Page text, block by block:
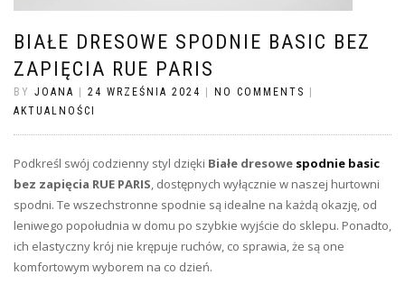
BIAŁE DRESOWE SPODNIE BASIC BEZ
ZAPIĘCIA RUE PARIS
BY JOANA 24 WRZEŚNIA 2024 NO COMMENTS
AKTUALNOŚCI
Podkreśl swój codzienny styl dzięki Białe dresowe spodnie basic
bez zapięcia RUE PARIS, dostępnych wyłącznie w naszej hurtowni
spodni. Te wszechstronne spodnie są idealne na każdą okazję, od
leniwego popołudnia w domu po szybkie wyjście do sklepu. Ponadto,
ich elastyczny krój nie krępuje ruchów, co sprawia, że są one
komfortowym wyborem na co dzień.